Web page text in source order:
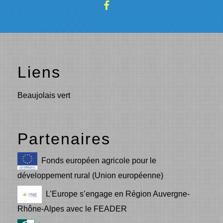
Liens
Beaujolais vert
Partenaires
Fonds européen agricole pour le
développement rural (Union européenne)
L’Europe s’engage en Région Auvergne-
Rhône-Alpes avec le FEADER